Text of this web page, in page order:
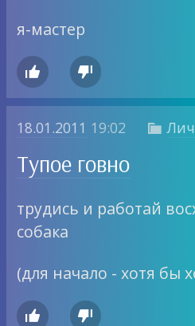
я-мастер
 
18.01.2011 19:02 
Тупое говно
трудись и работай
собака
(для начало - хотя бы
 